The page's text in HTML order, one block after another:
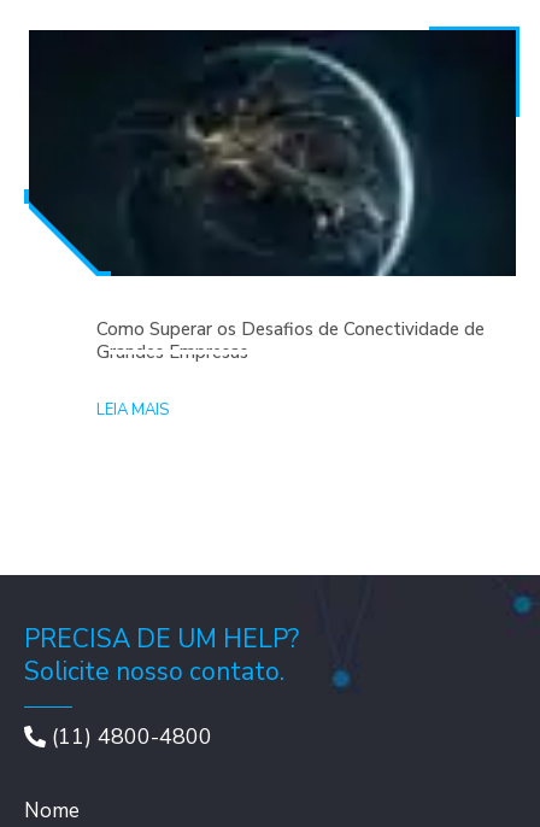
Como Superar os Desafios de Conectividade de
Grandes Empresas
LEIA MAIS
PRECISA DE UM HELP?
Solicite nosso contato.
(11) 4800-4800
Nome